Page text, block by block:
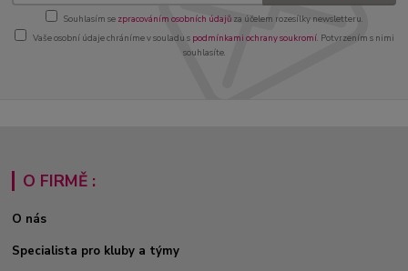
Souhlasím se zpracováním osobních údajůza účelem rozesílky newsletteru.
Vaše osobní údaje chráníme v souladu s podmínkami ochrany soukromí. Potvrzením s nimi
souhlasíte.
O FIRMĚ :
O nás
Specialista pro kluby a týmy